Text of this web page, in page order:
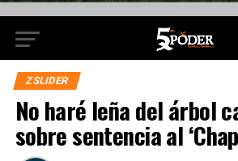
ZSLIDER
No haré leña del árbol
sobre sentencia al